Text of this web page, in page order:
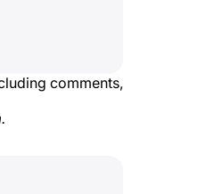
comments,